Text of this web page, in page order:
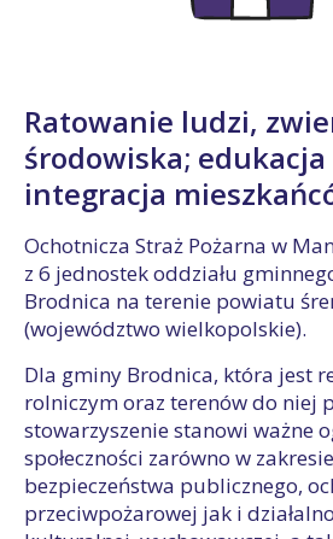
Ratowanie ludzi,
środowiska; edukacja
integracja
Ochotnicza Straż Pożarna w
z 6 jednostek oddziału
Brodnica na terenie powiatu
(województwo wielkopolskie).
Dla gminy Brodnica, która jest
rolniczym oraz terenów do niej
stowarzyszenie stanowi ważne
społeczności zarówno w
bezpieczeństwa publicznego,
przeciwpożarowej jak i